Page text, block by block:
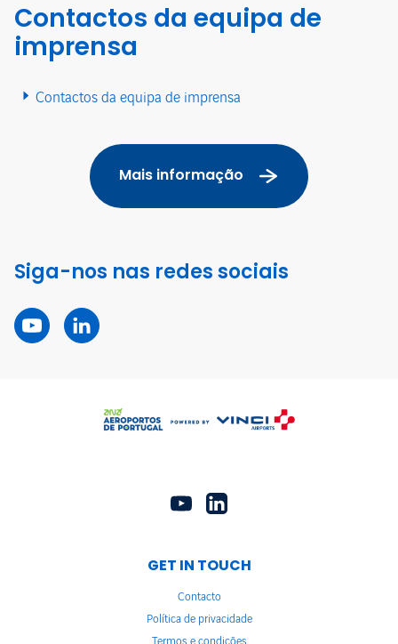
Contactos da equipa de
imprensa
Contactos da equipa de imprensa
Mais informação
Siga-nos nas redes sociais
GET IN TOUCH
Contacto
Política de privacidade
Termos e condições